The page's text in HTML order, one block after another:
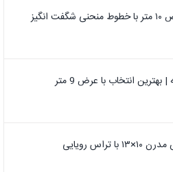
انتخاب با عرض 9 متر
رویایی